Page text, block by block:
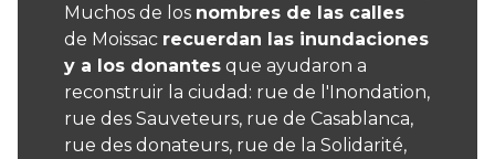
Muchos de los nombres de las calles
de Moissac recuerdan las inundaciones
y a los donantes que ayudaron a
reconstruir la ciudad: rue de l'Inondation,
rue des Sauveteurs, rue de Casablanca,
rue des donateurs, rue de la Solidarité,